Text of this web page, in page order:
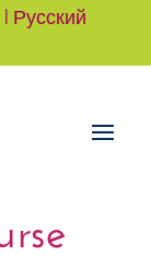
| Русский